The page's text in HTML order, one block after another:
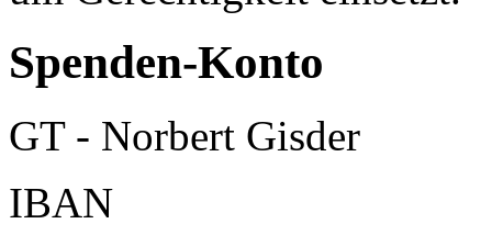
Spenden-Konto
GT - Norbert Gisder
IBAN